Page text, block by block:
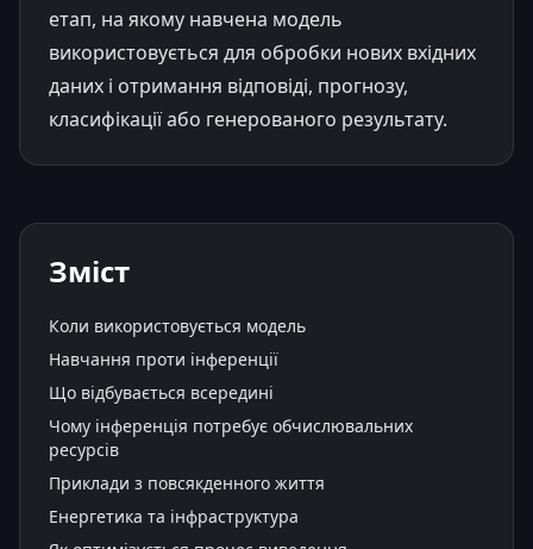
етап, на якому навчена модель
використовується для обробки нових вхідних
даних і отримання відповіді, прогнозу,
класифікації або генерованого результату.
Зміст
Коли використовується модель
Навчання проти інференції
Що відбувається всередині
Чому інференція потребує обчислювальних
ресурсів
Приклади з повсякденного життя
Енергетика та інфраструктура